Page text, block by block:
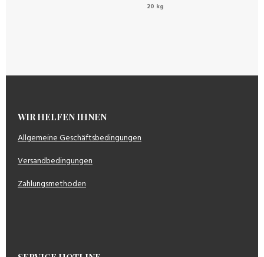
20 kg
WIR HELFEN IHNEN
Allgemeine Geschäftsbedingungen
Versandbedingungen
Zahlungsmethoden